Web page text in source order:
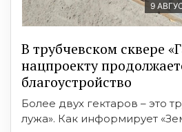
9
В трубчевском сквере
нацпроекту
благоустройство
Более двух гектаров – это
лужа». Как информирует